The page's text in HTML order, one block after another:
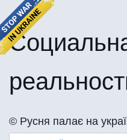
©️ Русня палає на